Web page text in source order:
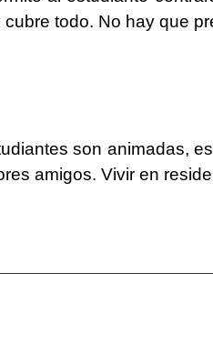
todo. No hay que
son animadas,
amigos. Vivir en